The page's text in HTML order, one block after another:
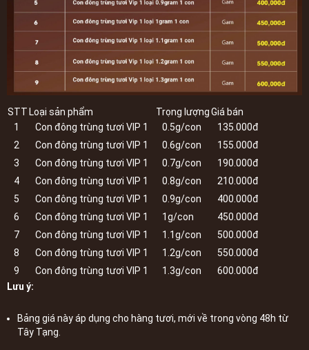
STT Loại sản phẩm Trọng lượngGiá bán
1
Con đông trùng tươi VIP 1 0.5g/con
135.000đ
2
Con đông trùng tươi VIP 1 0.6g/con
155.000đ
3
Con đông trùng tươi VIP 1 0.7g/con
190.000đ
4
Con đông trùng tươi VIP 1 0.8g/con
210.000đ
5
Con đông trùng tươi VIP 1 0.9g/con
400.000đ
6
Con đông trùng tươi VIP 1 1g/con
450.000đ
7
Con đông trùng tươi VIP 1 1.1g/con
500.000đ
8
Con đông trùng tươi VIP 1 1.2g/con
550.000đ
9
Con đông trùng tươi VIP 1 1.3g/con
600.000đ
Lưu ý:
Bảng giá này áp dụng cho hàng tươi, mới về trong vòng 48h từ
Tây Tạng.